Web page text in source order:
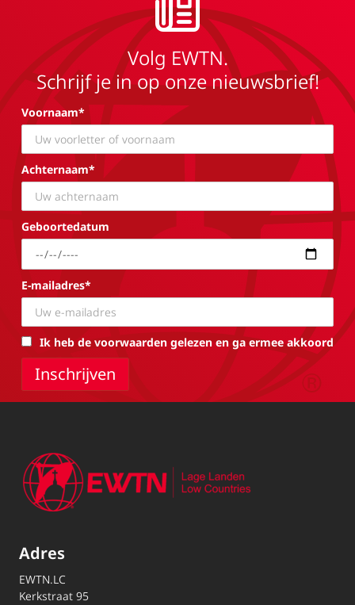
Volg EWTN.
Schrijf je in op onze nieuwsbrief!
Voornaam*
Achternaam*
Geboortedatum
E-mailadres*
Ik heb de voorwaarden gelezen en ga ermee akkoord
Adres
EWTN.LC
Kerkstraat 95